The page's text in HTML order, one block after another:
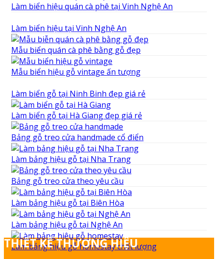
Làm biển hiệu quán cà phê tại Vinh Nghệ An
Làm biển hiệu tại Vinh Nghệ An
Mẫu biển quán cà phê bằng gỗ đẹp
Mẫu biển hiệu gỗ vintage ấn tượng
Làm biển gỗ tại Ninh Binh đẹp giá rẻ
Làm biển gỗ tại Hà Giang đẹp giá rẻ
Bảng gỗ treo cửa handmade cổ điển
Làm bảng hiệu gỗ tại Nha Trang
Bảng gỗ treo cửa theo yêu cầu
Làm bảng hiệu gỗ tại Biên Hòa
Làm bảng hiệu gỗ tại Nghệ An
Làm bảng hiệu gỗ homestay chất lượng
THIẾT KẾ THƯƠNG HIỆU